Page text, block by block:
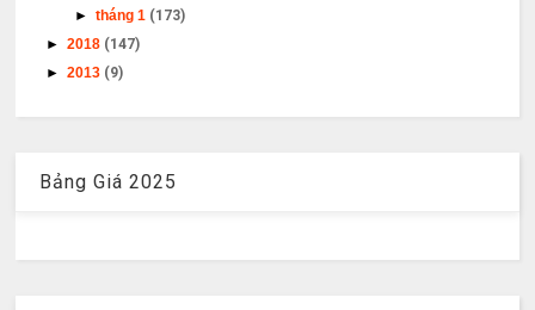
►tháng 1 (173)
►2018 (147)
►2013 (9)
Bảng Giá 2025